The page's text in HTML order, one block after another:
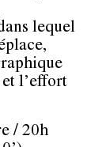
lequel
l’effort
/ 20h